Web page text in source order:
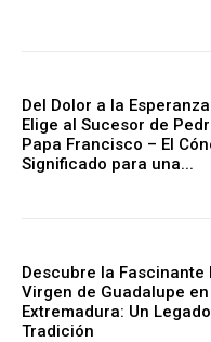
Del Dolor a la
Elige al Sucesor de
Papa Francisco – El
Significado para una...
Descubre la Fascinante
Virgen de Guadalupe en
Extremadura: Un
Tradición